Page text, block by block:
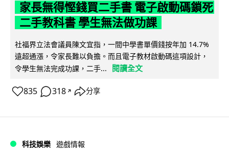
家長無得慳錢買二手書 電子啟動碼鎖死
二手教科書 學生無法做功課
社福界立法會議員陳文宜指，一間中學書單價錢按年加 14.7%
遠超通漲，令家長難以負擔。而且電子教材啟動碼這項設計，
令學生無法完成功課，二手...
閱讀全文
835 318 ↗ 分享
科技娛樂 遊戲情報